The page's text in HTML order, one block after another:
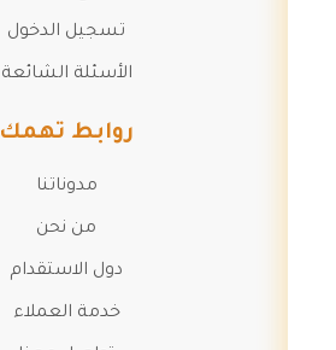
تسجيل الدخول
الأسئلة الشائعة
روابط تهمك
مدوناتنا
من نحن
دول الاستقدام
خدمة العملاء